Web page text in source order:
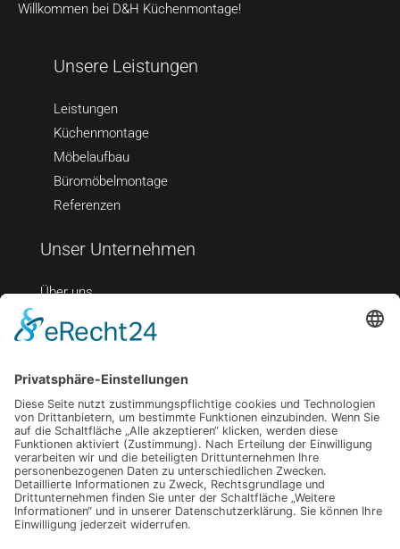
Willkommen bei D&H Küchenmontage!
Unsere Leistungen
Leistungen
Küchenmontage
Möbelaufbau
Büromöbelmontage
Referenzen
Unser Unternehmen
Über uns
Kontakt
Impressum
Kontaktieren Sie uns
Bramwaldweg 14, 13589 Berlin
0176 40257921
info@dh-kuechenmontage.de